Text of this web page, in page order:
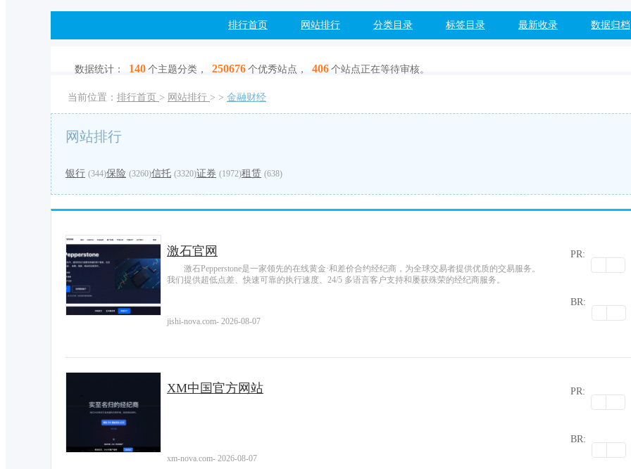
排行首页 网站排行 分类目录 标签目录 最新收录 数据归档
数据统计： 140 个主题分类， 250676 个优秀站点， 406 个站点正在等待审核。
当前位置： 排行首页 > 网站排行 > > 金融财经
网站排行
银行 (344)保险 (3260)信托 (3320)证券 (1972)租赁 (638)
激石官网
激石Pepperstone是一家领先的在线黄金·和差价合约经纪商，为全球交易者提供优质的交易服务。
我们提供超低点差、快速可靠的执行速度、24/5 多语言客户支持和屡获殊荣的经纪商服务。
jishi-nova.com- 2026-08-07
PR:
BR:
XM中国官方网站
xm-nova.com- 2026-08-07
PR:
BR: